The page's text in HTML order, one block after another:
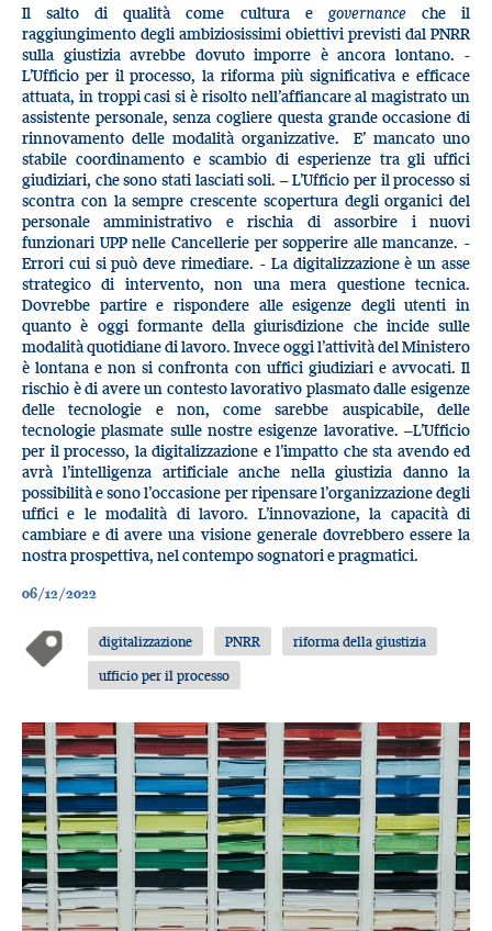
Il salto di qualità come cultura e governance che il
raggiungimento degli ambiziosissimi obiettivi previsti dal PNRR
sulla giustizia avrebbe dovuto imporre è ancora lontano. -
L’Ufficio per il processo, la riforma più significativa e efficace
attuata, in troppi casi si è risolto nell’affiancare al magistrato un
assistente personale, senza cogliere questa grande occasione di
rinnovamento delle modalità organizzative. E’ mancato uno
stabile coordinamento e scambio di esperienze tra gli uffici
giudiziari, che sono stati lasciati soli. – L’Ufficio per il processo si
scontra con la sempre crescente scopertura degli organici del
personale amministrativo e rischia di assorbire i nuovi
funzionari UPP nelle Cancellerie per sopperire alle mancanze. -
Errori cui si può deve rimediare. - La digitalizzazione è un asse
strategico di intervento, non una mera questione tecnica.
Dovrebbe partire e rispondere alle esigenze degli utenti in
quanto è oggi formante della giurisdizione che incide sulle
modalità quotidiane di lavoro. Invece oggi l’attività del Ministero
è lontana e non si confronta con uffici giudiziari e avvocati. Il
rischio è di avere un contesto lavorativo plasmato dalle esigenze
delle tecnologie e non, come sarebbe auspicabile, delle
tecnologie plasmate sulle nostre esigenze lavorative. –L’Ufficio
per il processo, la digitalizzazione e l’impatto che sta avendo ed
avrà l’intelligenza artificiale anche nella giustizia danno la
possibilità e sono l’occasione per ripensare l’organizzazione degli
uffici e le modalità di lavoro. L’innovazione, la capacità di
cambiare e di avere una visione generale dovrebbero essere la
nostra prospettiva, nel contempo sognatori e pragmatici.
06/12/2022
digitalizzazione PNRR
riforma della giustizia
ufficio per il processo